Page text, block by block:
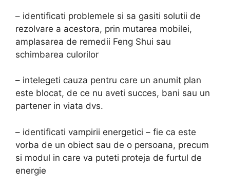
– identificati problemele si sa gasiti solutii de
rezolvare a acestora, prin mutarea mobilei,
amplasarea de remedii Feng Shui sau
schimbarea culorilor
– intelegeti cauza pentru care un anumit plan
este blocat, de ce nu aveti succes, bani sau un
partener in viata dvs.
– identificati vampirii energetici – fie ca este
vorba de un obiect sau de o persoana, precum
si modul in care va puteti proteja de furtul de
energie